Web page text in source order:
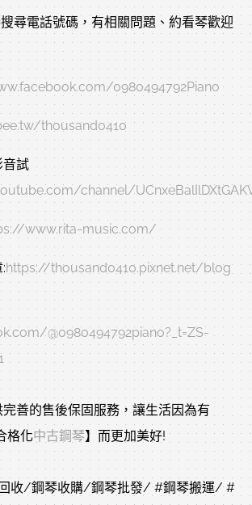
尋電話號碼，有相關問題、約看琴歡迎
0980494792Piano
thousand0410
音試
channel/
www.rita-music.com/
https://thousand0410.pixnet.net/blog
@0980494792piano?_t=ZS-
善的售後保固服務，讓生活因為有
格化中古鋼琴】而更加美好!
收/鋼琴收購/鋼琴批發/ #鋼琴搬運/ #